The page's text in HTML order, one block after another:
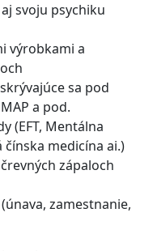
svoju psychiku
výrobkami a
sa pod
a pod.
(EFT, Mentálna
medicína ai.)
zápaloch
zamestnanie,